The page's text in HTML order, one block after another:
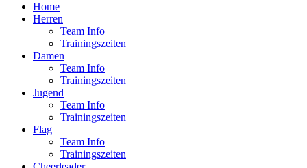
Home
Herren
Team Info
Trainingszeiten
Damen
Team Info
Trainingszeiten
Jugend
Team Info
Trainingszeiten
Flag
Team Info
Trainingszeiten